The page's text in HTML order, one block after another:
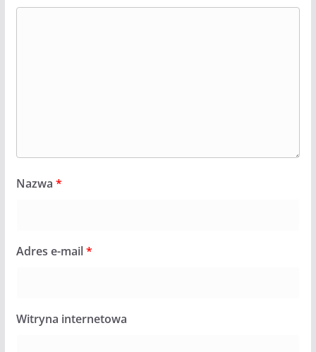
Nazwa *
Adres e-mail*
Witryna internetowa